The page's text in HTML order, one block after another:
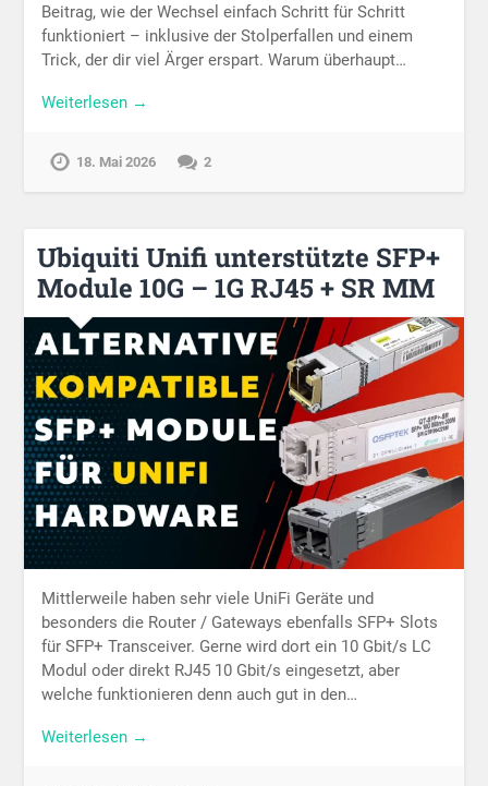
Beitrag, wie der Wechsel einfach Schritt für Schritt
funktioniert – inklusive der Stolperfallen und einem
Trick, der dir viel Ärger erspart. Warum überhaupt…
Weiterlesen →
18. Mai 2026 2
Ubiquiti Unifi unterstützte SFP+
Module 10G – 1G RJ45 + SR MM
Mittlerweile haben sehr viele UniFi Geräte und
besonders die Router / Gateways ebenfalls SFP+ Slots
für SFP+ Transceiver. Gerne wird dort ein 10 Gbit/s LC
Modul oder direkt RJ45 10 Gbit/s eingesetzt, aber
welche funktionieren denn auch gut in den…
Weiterlesen →